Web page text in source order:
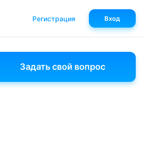
Задать свой вопрос
Регистрация Вход